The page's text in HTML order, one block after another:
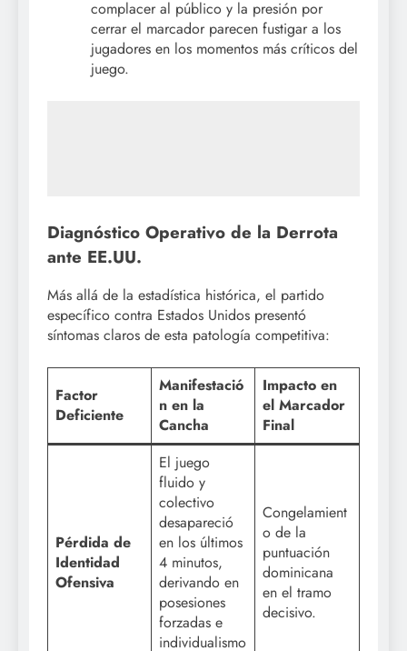
complacer al público y la presión por
cerrar el marcador parecen fustigar a los
jugadores en los momentos más críticos del
juego.
Diagnóstico Operativo de la Derrota
ante EE.UU.
Más allá de la estadística histórica, el partido
específico contra Estados Unidos presentó
síntomas claros de esta patología competitiva:
Factor
Deficiente
Manifestació
n en la
Cancha
Impacto en
el Marcador
Final
Pérdida de
Identidad
Ofensiva
El juego
fluido y
colectivo
desapareció
en los últimos
4 minutos,
derivando en
posesiones
forzadas e
individualismo
Congelamient
o de la
puntuación
dominicana
en el tramo
decisivo.